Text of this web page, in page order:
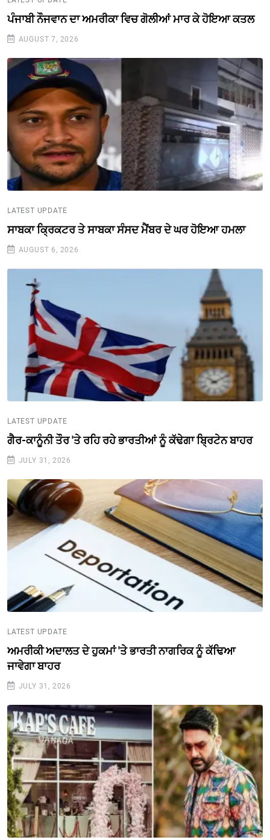
ਪੰਜਾਬੀ ਨੌਜਵਾਨ ਦਾ ਅਮਰੀਕਾ ਵਿਚ ਗੋਲੀਆਂ ਮਾਰ ਕੇ ਹੋਇਆ ਕਤਲ
AUGUST 7, 2026
LATEST UPDATE
ਸਾਬਕਾ ਕ੍ਰਿਕਟਰ ਤੇ ਸਾਬਕਾ ਸੰਸਦ ਮੈਂਬਰ ਦੇ ਘਰ ਹੋਇਆ ਹਮਲਾ
AUGUST 6, 2026
LATEST UPDATE
ਗੈਰ-ਕਾਨੂੰਨੀ ਤੌਰ 'ਤੇ ਰਹਿ ਰਹੇ ਭਾਰਤੀਆਂ ਨੂੰ ਕੱਢੇਗਾ ਬ੍ਰਿਟੇਨ ਬਾਹਰ
JULY 31, 2026
LATEST UPDATE
ਅਮਰੀਕੀ ਅਦਾਲਤ ਦੇ ਹੁਕਮਾਂ 'ਤੇ ਭਾਰਤੀ ਨਾਗਰਿਕ ਨੂੰ ਕੱਢਿਆ
ਜਾਵੇਗਾ ਬਾਹਰ
JULY 31, 2026